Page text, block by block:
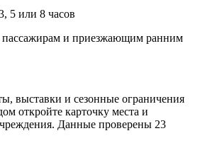
5 или 8 часов
пассажирам и приезжающим ранним
выставки и сезонные ограничения
откройте карточку места и
Данные проверены 23